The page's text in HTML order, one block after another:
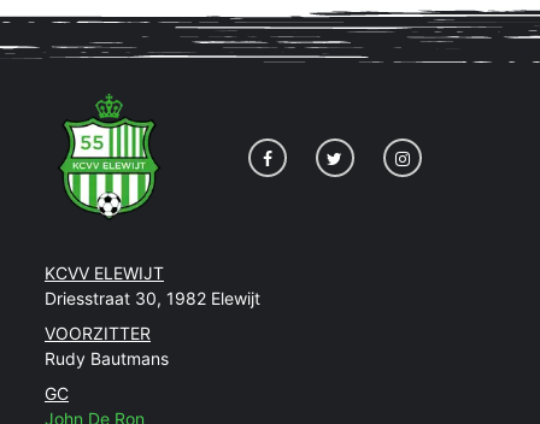
KCVV ELEWIJT
Driesstraat 30, 1982 Elewijt
VOORZITTER
Rudy Bautmans
GC
John De Ron